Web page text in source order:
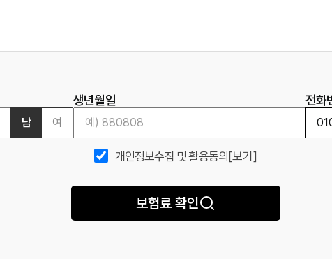
남 여
생년월일 전화
개인정보수집 및 활용동의 [보기]
보험료 확인